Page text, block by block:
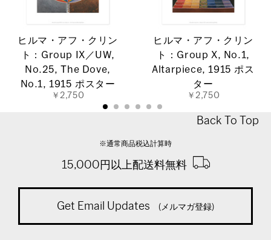
ヒルマ・アフ・クリン
ト：Group IX／UW,
No.25, The Dove,
No.1, 1915 ポスター
￥2,750
ヒルマ・アフ・クリン
ト：Group X, No.1,
Altarpiece, 1915 ポス
ター
￥2,750
Back To Top
※通常商品税込計算時
15,000円以上配送料無料
Get Email Updates (メルマガ登録)